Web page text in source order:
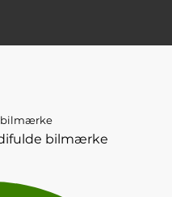
bilmærke
bilmærke